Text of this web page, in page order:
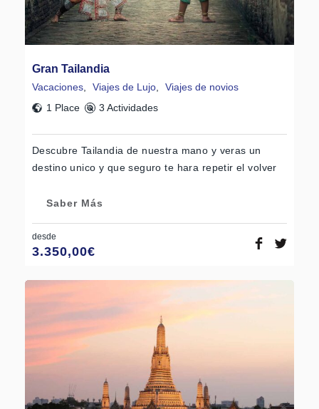
Gran Tailandia
Vacaciones Viajes de Lujo
Viajes de novios
1 Place
3 Actividades
Descubre Tailandia de nuestra mano y veras un
destino unico y que seguro te hara repetir el volver
Saber Más
desde
3.350,00€